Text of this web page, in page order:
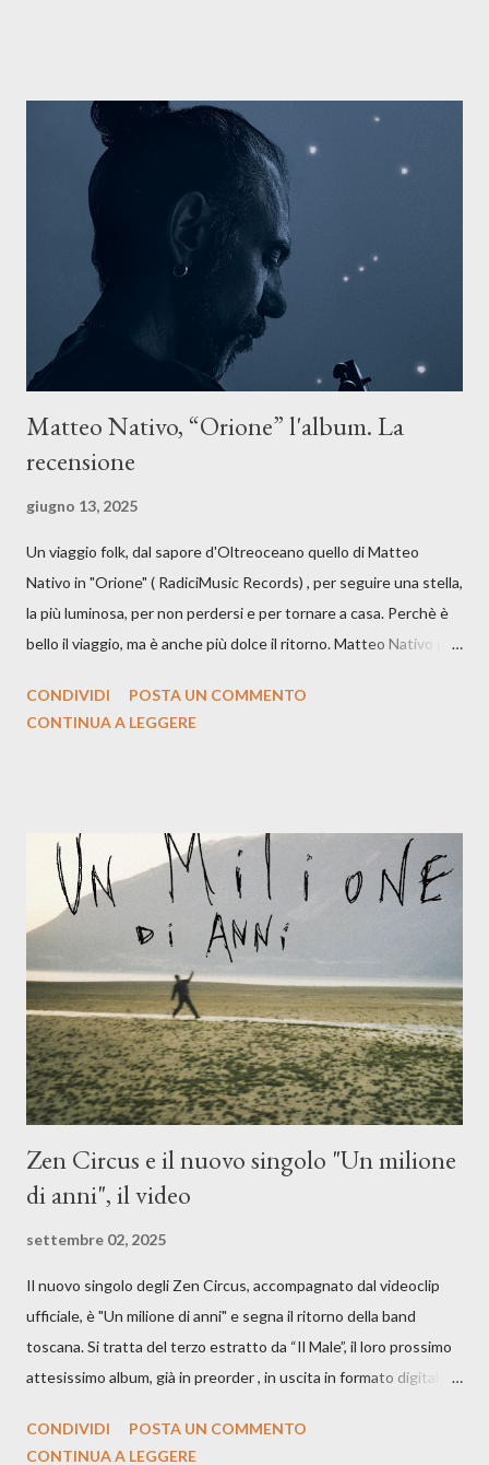
La canzone racconta la difficoltà di creare, e perfino di esistere,
sotto il peso della realtà. Ma lo fa cercando una via d’uscita, una
forma di assoluzione, nel vivere e nel suonare, nel trovare respiro
anche quando l’aria sembra farsi più densa. Il brano è anche una
dichiarazione d’intenti: Cico Messina apre il suo nuovo percorso
artistico con una composizi...
Matteo Nativo, “Orione” l'album. La
recensione
giugno 13, 2025
Un viaggio folk, dal sapore d'Oltreoceano quello di Matteo
Nativo in "Orione" ( RadiciMusic Records) , per seguire una stella,
la più luminosa, per non perdersi e per tornare a casa. Perchè è
bello il viaggio, ma è anche più dolce il ritorno. Matteo Nativo per
indubbiamente matura e consapevole oltre che con ottimi
Dicevamo. Ed è da qui che il nostro inizia questo concept
musicale, con " Che ora è" , raccontando la separazione dalla
moglie, del senso di sconfitta e del caldo afoso che opprime,
giusta condizione di sopraffazione: "Non so che ora è, che giorno
è, di questa estate che...". E' raro fare uscire come singolo una
cover, ma...
CONDIVIDI
POSTA UN COMMENTO
CONTINUA A LEGGERE
Zen Circus e il nuovo singolo "Un milione
di anni", il video
settembre 02, 2025
Il nuovo singolo degli Zen Circus, accompagnato dal videoclip
ufficiale, è "Un milione di anni" e segna il ritorno della band
toscana. Si tratta del terzo estratto da “Il Male”, il loro prossimo
attesissimo album, già in preorder , in uscita in formato digitale il
Records. GUARDA IL VIDEO: CREDITI Produced by A71
CONDIVIDI
POSTA UN COMMENTO
CONTINUA A LEGGERE